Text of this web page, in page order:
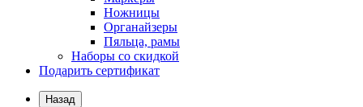
Ножницы
Органайзеры
Пяльца, рамы
Наборы со скидкой
Подарить сертификат
Назад